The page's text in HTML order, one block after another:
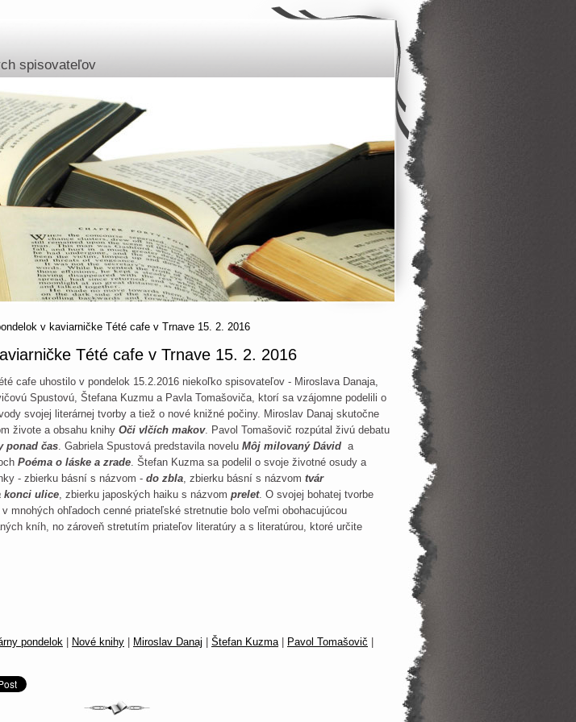
spisovateľov
v kaviarničke Tété cafe v Trnave 15. 2. 2016
Tété cafe v Trnave 15. 2. 2016
cafe uhostilo v pondelok 15.2.2016 niekoľko spisovateľov - Miroslava Danaja,
Spustovú, Štefana Kuzmu a Pavla Tomašoviča, ktorí sa vzájomne podelili o
svojej literárnej tvorby a tiež o nové knižné počiny. Miroslav Danaj skutočne
živote a obsahu knihy Oči vlčích makov. Pavol Tomašovič rozpútal živú debatu
ponad čas. Gabriela Spustová predstavila novelu Môj milovaný Dávid a
Poéma o láske a zrade. Štefan Kuzma sa podelil o svoje životné osudy a
- zbierku básní s názvom - do zbla, zbierku básní s názvom tvár
konci ulice, zbierku japoských haiku s názvom prelet. O svojej bohatej tvorbe
mnohých ohľadoch cenné priateľské stretnutie bolo veľmi obohacujúcou
kníh, no zároveň stretutím priateľov literatúry a s literatúrou, ktoré určite
pondelok Nové knihy Miroslav Danaj Štefan Kuzma Pavol Tomašovič